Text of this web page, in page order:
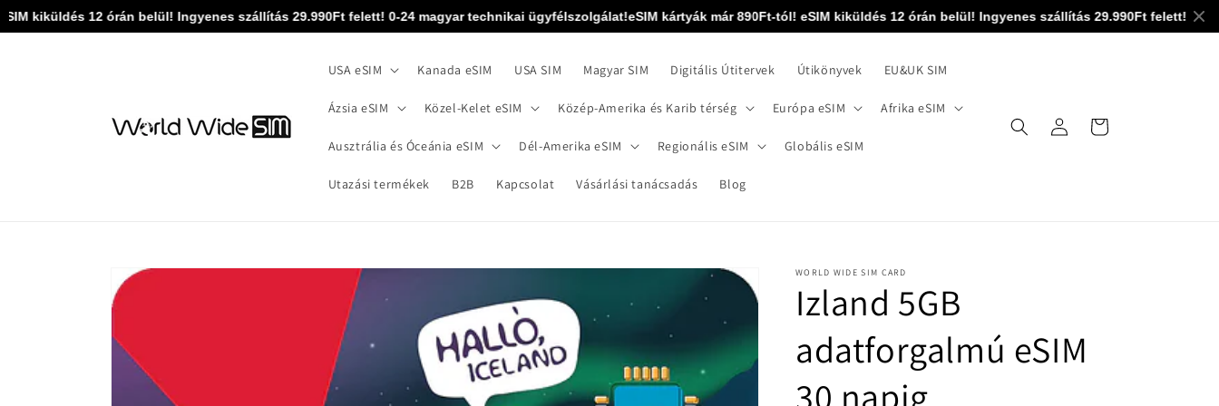
kiküldés 12 órán belül! Ingyenes szállítás 29.990Ft felett! 0-24 magyar technikai ügyfélszolgálat!eSIM kártyák már 890Ft-tól! eSIM kiküldés 12 órán belül! Ingyenes szállítás 29.990Ft felett! 0-24
Ugrás a
tartalomhoz
USA eSIM Kanada eSIM USA SIM Magyar SIM Digitális Útitervek Útikönyvek EU&UK SIM
Ázsia eSIM Közel-Kelet eSIM Közép-Amerika és Karib térség Európa eSIM Afrika eSIM
Ausztrália és Óceánia eSIM Dél-Amerika eSIM Regionális eSIM Globális eSIM
Utazási termékek B2B Kapcsolat Vásárlási tanácsadás Blog
BejelentkezésKosár
Kihagyás, és
ugrás a
termékadatokra
WORLD WIDE SIM CARD
Izland 5GB
adatforgalmú eSIM
30 napig